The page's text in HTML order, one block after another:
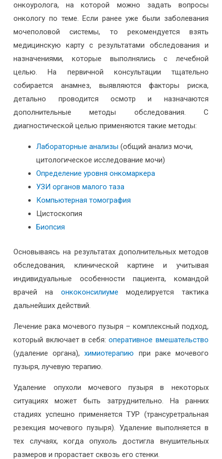
онкоуролога, на которой можно задать вопросы
онкологу по теме. Если ранее уже были заболевания
мочеполовой системы, то рекомендуется взять
медицинскую карту с результатами обследования и
назначениями, которые выполнялись с лечебной
целью. На первичной консультации тщательно
собирается анамнез, выявляются факторы риска,
детально проводится осмотр и назначаются
дополнительные методы обследования. С
диагностической целью применяются такие методы:
Лабораторные анализы (общий анализ мочи,
цитологическое исследование мочи)
Определение уровня онкомаркера
УЗИ органов малого таза
Компьютерная томография
Цистоскопия
Биопсия
Основываясь на результатах дополнительных методов
обследования, клинической картине и учитывая
индивидуальные особенности пациента, командой
врачей на онкоконсилиуме моделируется тактика
дальнейших действий.
Лечение рака мочевого пузыря – комплексный подход,
который включает в себя:оперативное вмешательство
(удаление органа),химиотерапию при раке мочевого
пузыря, лучевую терапию.
Удаление опухоли мочевого пузыря в некоторых
ситуациях может быть затруднительно. На ранних
стадиях успешно применяется ТУР (трансуретральная
резекция мочевого пузыря). Удаление выполняется в
тех случаях, когда опухоль достигла внушительных
размеров и прорастает сквозь его стенки.